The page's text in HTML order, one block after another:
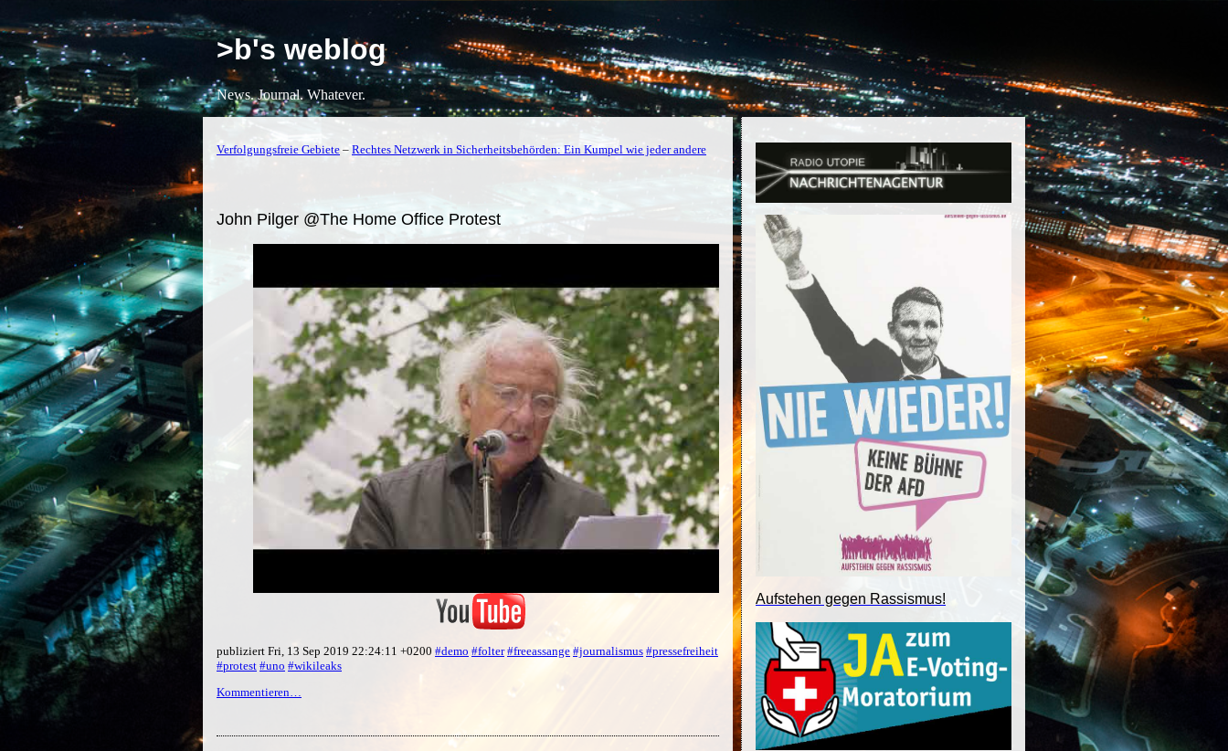
>b's weblog
News. Journal. Whatever.
Aufstehen gegen Rassismus!
Verfolgungsfreie Gebiete – Rechtes Netzwerk in Sicherheitsbehörden: Ein Kumpel wie jeder andere
John Pilger @The Home Office Protest
publiziert Fri, 13 Sep 2019 22:24:11 +0200 #demo #folter #freeassange #journalismus #pressefreiheit
#protest #uno #wikileaks
Kommentieren…